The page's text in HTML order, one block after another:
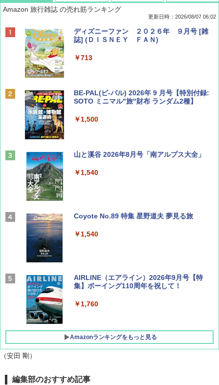
Amazon 旅行雑誌 の売れ筋ランキング
更新日時：2026/08/07 06:02
ディズニーファン ２０２６年 ９月号 [雑
誌] (ＤＩＳＮＥＹ ＦＡＮ)
￥713
BE-PAL(ビ-パル) 2026年 9 月号【特別付録:
SOTO ミニマル"旅"財布 ランダム2種】
￥1,500
山と溪谷 2026年8月号「南アルプス大全」
￥1,540
Coyote No.89 特集 星野道夫 夢見る旅
￥1,540
AIRLINE（エアライン）2026年9月号【特
集】ボーイング110周年を祝して！
￥1,760
Amazonランキングをもっと見る
D40 地球の歩き方 チェンマイ タイ北部の魅
[キャンパーズコレクション 山善] ポップアッ
BUNDOK(バンドック)ソロ ドーム 1 EX BDK
（安田 剛）
編集部のおすすめ記事